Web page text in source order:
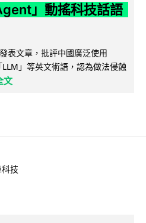
」動搖科技話語
表文章，批評中國廣泛使用
」等英文術語，認為做法侵蝕
文
技